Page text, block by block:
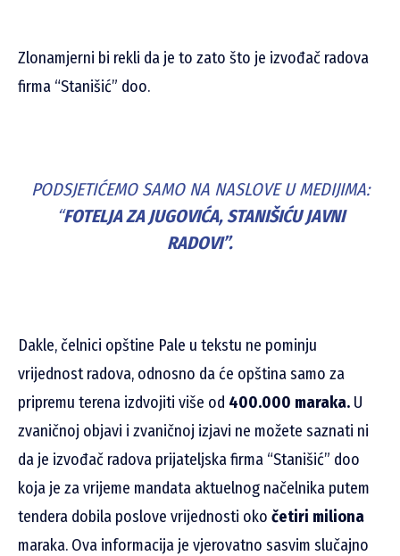
Zlonamjerni bi rekli da je to zato što je izvođač radova
firma “Stanišić” doo.
PODSJETIĆEMO SAMO NA NASLOVE U MEDIJIMA:
“FOTELJA ZA JUGOVIĆA, STANIŠIĆU JAVNI
RADOVI”.
Dakle, čelnici opštine Pale u tekstu ne pominju
vrijednost radova, odnosno da će opština samo za
pripremu terena izdvojiti više od 400.000 maraka. U
zvaničnoj objavi i zvaničnoj izjavi ne možete saznati ni
da je izvođač radova prijateljska firma “Stanišić” doo
koja je za vrijeme mandata aktuelnog načelnika putem
tendera dobila poslove vrijednosti oko četiri miliona
maraka. Ova informacija je vjerovatno sasvim slučajno